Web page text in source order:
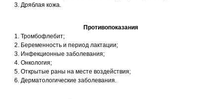
Дряблая кожа.
Противопоказания
Тромбофлебит;
Беременность и период лактации;
Инфекционные заболевания;
Онкология;
Открытые раны на месте воздействия;
Дерматологические заболевания.